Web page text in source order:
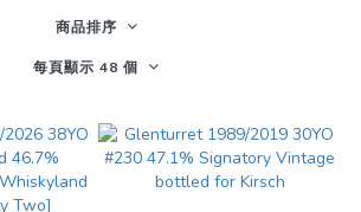
商品排序
每頁顯示 48 個